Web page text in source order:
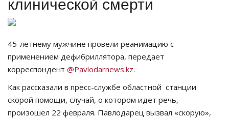
КАЗАХСТАН
СПЕЦПРОЕКТЫ
СПОРТ
Чек-лист
клинической смерти
45-летнему мужчине провели реанимацию с
применением дефибриллятора, передает
корреспондент @Pavlodarnеws.kz.
Как рассказали в пресс-службе областной станции
скорой помощи, случай, о котором идет речь,
произошел 22 февраля. Павлодарец вызвал «скорую»,